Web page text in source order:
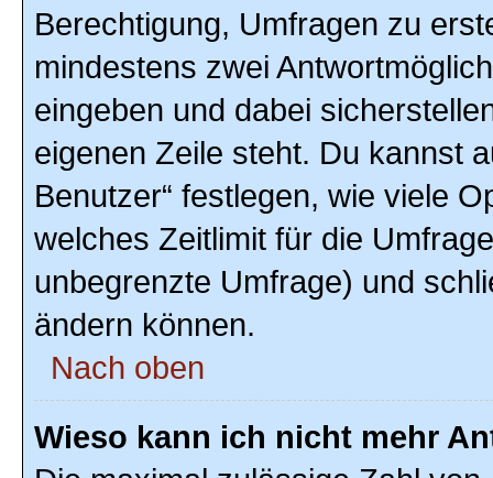
Berechtigung, Umfragen zu
mindestens zwei
eingeben und dabei
eigenen Zeile steht. Du kannst
Benutzer“ festlegen, wie viele
welches Zeitlimit für die
unbegrenzte Umfrage) und
ändern können.
Nach oben
Wieso kann ich nicht mehr